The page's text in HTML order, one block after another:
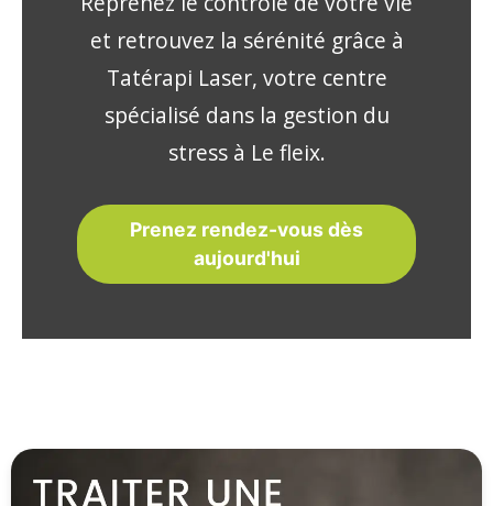
et retrouvez la sérénité grâce à
Tatérapi Laser, votre centre
spécialisé dans la gestion du
stress à Le fleix.
Prenez rendez-vous dès
aujourd'hui